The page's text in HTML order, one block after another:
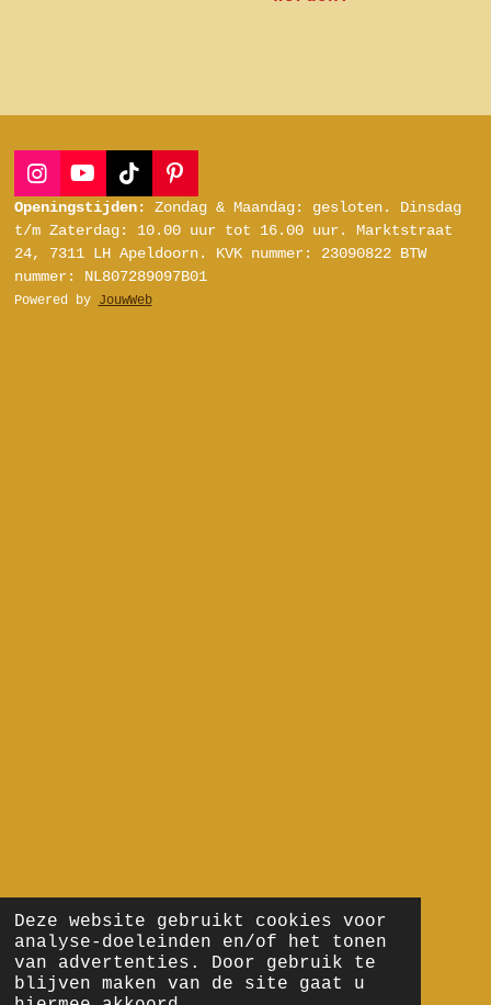
Deze website gebruikt cookies voor
analyse-doeleinden en/of het tonen
van advertenties. Door gebruik te
blijven maken van de site gaat u
I
n
s
a
g
r
Y
o
u
T
b
e
T
i
o
k
P
i
n
r
Openingstijden: Zondag & Maandag: gesloten.
Dinsdag
t/m Zaterdag: 10.00 uur tot 16.00 uur. Marktstraat
24, 7311 LH Apeldoorn.
KVK nummer: 23090822 BTW
nummer: NL807289097B01
Powered by JouwWeb